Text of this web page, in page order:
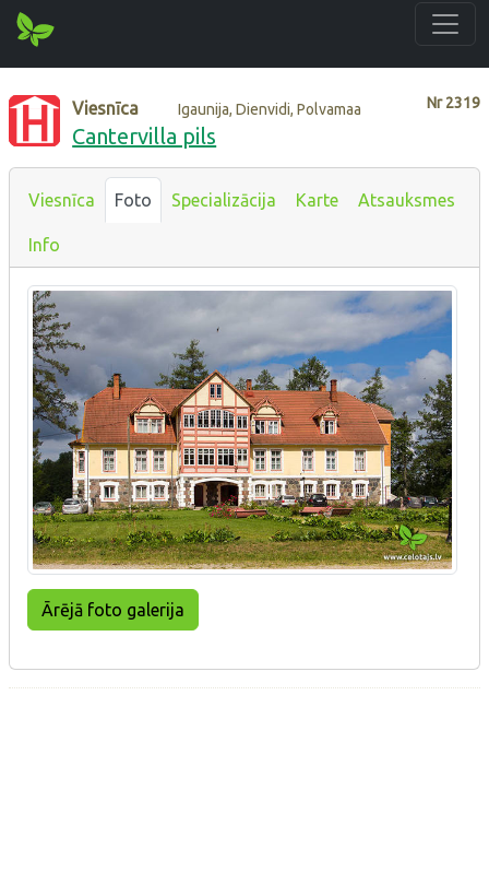
Nr2319
Viesnīca Igaunija, Dienvidi, Polvamaa
Cantervilla pils
Viesnīca Foto Specializācija Karte Atsauksmes
Info
Ārējā foto galerija